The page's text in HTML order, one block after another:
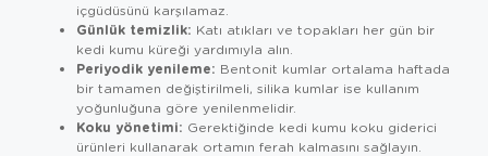
içgüdüsünü karşılamaz.
Günlük temizlik: Katı atıkları ve topakları her gün bir
kedi kumu küreği yardımıyla alın.
Periyodik yenileme: Bentonit kumlar ortalama haftada
bir tamamen değiştirilmeli, silika kumlar ise kullanım
yoğunluğuna göre yenilenmelidir.
Koku yönetimi: Gerektiğinde kedi kumu koku giderici
ürünleri kullanarak ortamın ferah kalmasını sağlayın.